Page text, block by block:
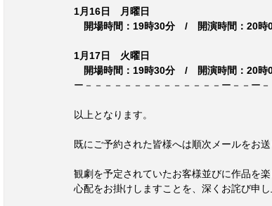
1月16日　月曜日
開場時間：19時30分　/　開演時間：20時
1月17日　火曜日
開場時間：19時30分　/　開演時間：20時
ー－－－－－－－－－－－－－－ー－－ー－
以上となります。
既にご予約された皆様へは順次メールをお送
観劇を予定されていたお客様並びに作品を
心配をお掛けしますことを、深くお詫び申し